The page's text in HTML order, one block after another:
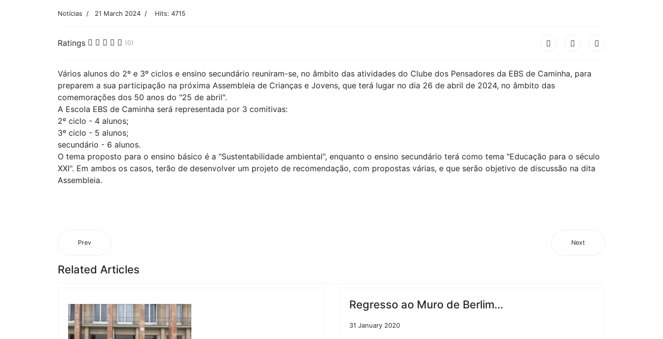
Notícias 21 March 2024 Hits: 4715
Ratings (0)
Vários alunos do 2º e 3º ciclos e ensino secundário reuniram-se, no âmbito das atividades do Clube dos Pensadores da EBS de Caminha, para
preparem a sua participação na próxima Assembleia de Crianças e Jovens, que terá lugar no dia 26 de abril de 2024, no âmbito das
comemorações dos 50 anos do "25 de abril".
A Escola EBS de Caminha será representada por 3 comitivas:
2º ciclo - 4 alunos;
3º ciclo - 5 alunos;
secundário - 6 alunos.
O tema proposto para o ensino básico é a "Sustentabilidade ambiental", enquanto o ensino secundário terá como tema "Educação para o século
XXI". Em ambos os casos, terão de desenvolver um projeto de recomendação, com propostas várias, e que serão objetivo de discussão na dita
Assembleia.
Prev Next
Related Articles
Regresso ao Muro de Berlim...
31 January 2020